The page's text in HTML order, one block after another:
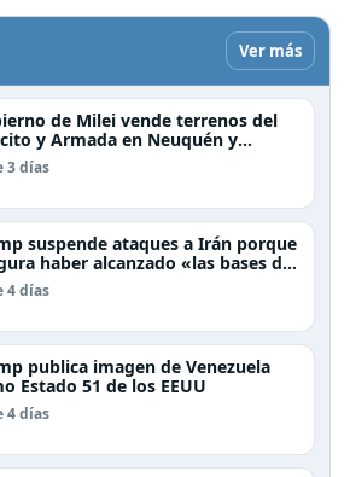
Ver más
de Milei vende terrenos del
y Armada en Neuquén y
3 días
suspende ataques a Irán porque
haber alcanzado «las bases de
4 días
publica imagen de Venezuela
Estado 51 de los EEUU
4 días